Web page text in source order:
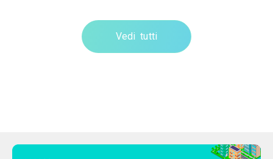
Vedi tutti